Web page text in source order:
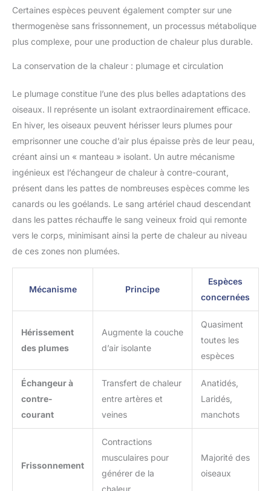
Certaines espèces peuvent également compter sur une
thermogenèse sans frissonnement, un processus métabolique
plus complexe, pour une production de chaleur plus durable.
La conservation de la chaleur : plumage et circulation
Le plumage constitue l’une des plus belles adaptations des
oiseaux. Il représente un isolant extraordinairement efficace.
En hiver, les oiseaux peuvent hérisser leurs plumes pour
emprisonner une couche d’air plus épaisse près de leur peau,
créant ainsi un « manteau » isolant. Un autre mécanisme
ingénieux est l’échangeur de chaleur à contre-courant,
présent dans les pattes de nombreuses espèces comme les
canards ou les goélands. Le sang artériel chaud descendant
dans les pattes réchauffe le sang veineux froid qui remonte
vers le corps, minimisant ainsi la perte de chaleur au niveau
de ces zones non plumées.
Mécanisme Principe
Espèces
concernées
Hérissement
des plumes
Augmente la couche
d’air isolante
Quasiment
toutes les
espèces
Échangeur à
contre-
courant
Transfert de chaleur
entre artères et
veines
Anatidés,
Laridés,
manchots
Frissonnement
Contractions
musculaires pour
générer de la
chaleur
Majorité des
oiseaux